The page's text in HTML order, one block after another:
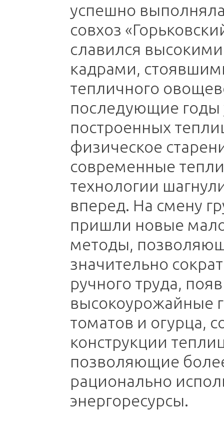
успешно
совхоз
славился
кадрами,
тепличного
последующие годы
построенных
физическое
современные
технологии
вперед. На смену
пришли новые
методы,
значительно
ручного труда,
высокоурожайные
томатов и огурца,
конструкции
позволяющие
рационально
энергоресурсы.